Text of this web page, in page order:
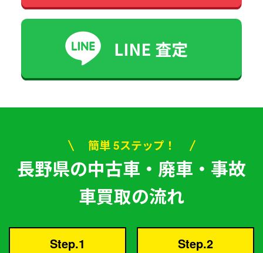
簡単 5ステップ！
長野県の中古車・廃車・事故
車買取の流れ
Step.1 Step.2